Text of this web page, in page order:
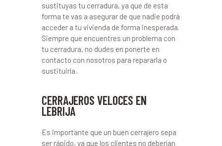
sustituyas tu cerradura, ya que de esta
forma te vas a asegurar de que nadie podrá
acceder a tu vivienda de forma inesperada.
Siempre que encuentres un problema con
tu cerradura, no dudes en ponerte en
contacto con nosotros para repararla o
sustituirla..
CERRAJEROS VELOCES EN
LEBRIJA
Es importante que un buen cerrajero sepa
ser rápido, ya que los clientes no deberían